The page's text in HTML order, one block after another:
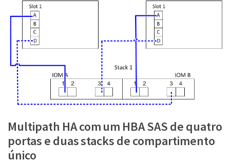
Multipath HA com um HBA SAS de quatro
portas e duas stacks de compartimento
único